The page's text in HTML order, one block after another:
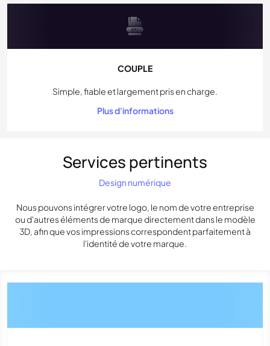
COUPLE
Simple, fiable et largement pris en charge.
Plus d'informations
Services pertinents
Design numérique
Nous pouvons intégrer votre logo, le nom de votre entreprise
ou d'autres éléments de marque directement dans le modèle
3D, afin que vos impressions correspondent parfaitement à
l'identité de votre marque.